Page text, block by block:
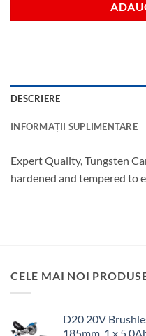
DESCRIERE
INFORMAȚII SUPLIMENTARE
Expert Quality, Tungsten
hardened and tempered to
CELE MAI NOI
D20 20V
185mm, 1 x